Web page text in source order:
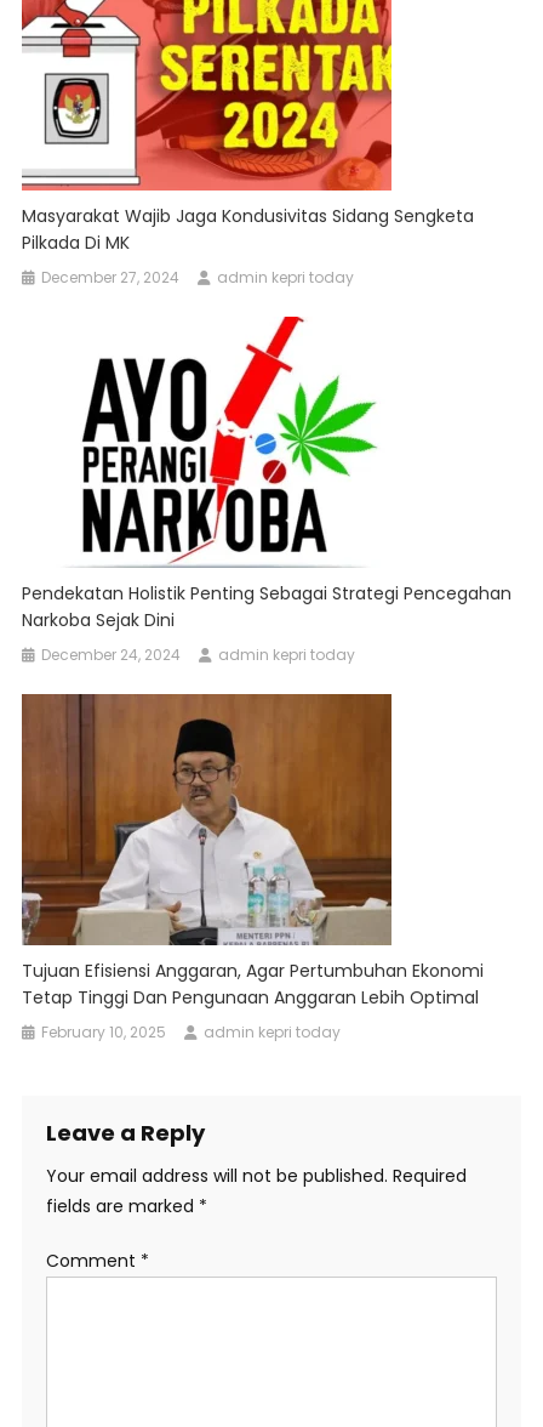
Masyarakat Wajib Jaga Kondusivitas Sidang Sengketa
Pilkada Di MK
December 27, 2024 admin kepri today
Pendekatan Holistik Penting Sebagai Strategi Pencegahan
Narkoba Sejak Dini
December 24, 2024 admin kepri today
Tujuan Efisiensi Anggaran, Agar Pertumbuhan Ekonomi
Tetap Tinggi Dan Pengunaan Anggaran Lebih Optimal
February 10, 2025 admin kepri today
Leave a Reply
Your email address will not be published. Required
fields are marked *
Comment *